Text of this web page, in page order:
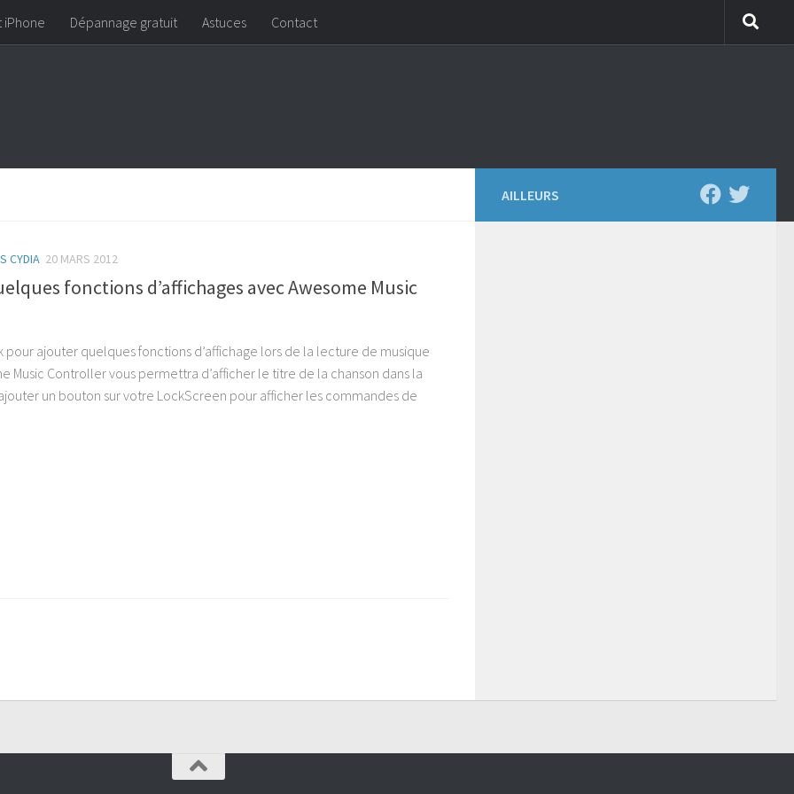
iPhone Dépannage gratuit Astuces Contact
CYDIA 20 MARS 2012
fonctions d’affichages avec Awesome Music
pour ajouter quelques fonctions d’affichage lors de la lecture de musique
Music Controller vous permettra d’afficher le titre de la chanson dans la
un bouton sur votre LockScreen pour afficher les commandes de
AILLEURS